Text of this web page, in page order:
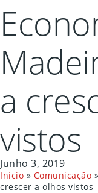
a
vistos
Junho 3, 2019
Início » Comunicação »
crescer a olhos vistos